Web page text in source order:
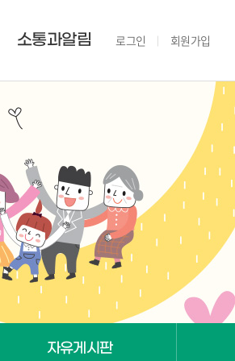
소통과알림 로그인 회원가입
자유게시판